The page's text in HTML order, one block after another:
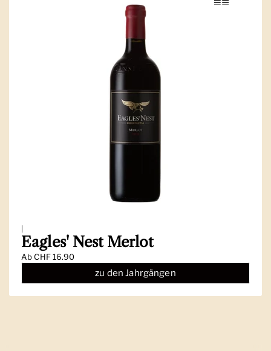
|
Eagles' Nest Merlot
AbCHF 16.90
zu den Jahrgängen